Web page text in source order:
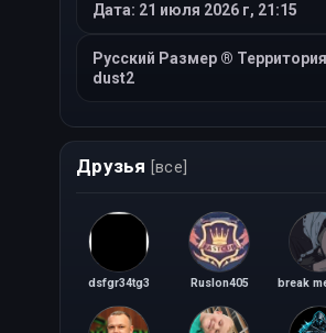
Дата: 21 июля 2026 г, 21:15
Русский Размер ® Территория
dust2
Друзья [все]
dsfgr34tg3 Ruslon405 break